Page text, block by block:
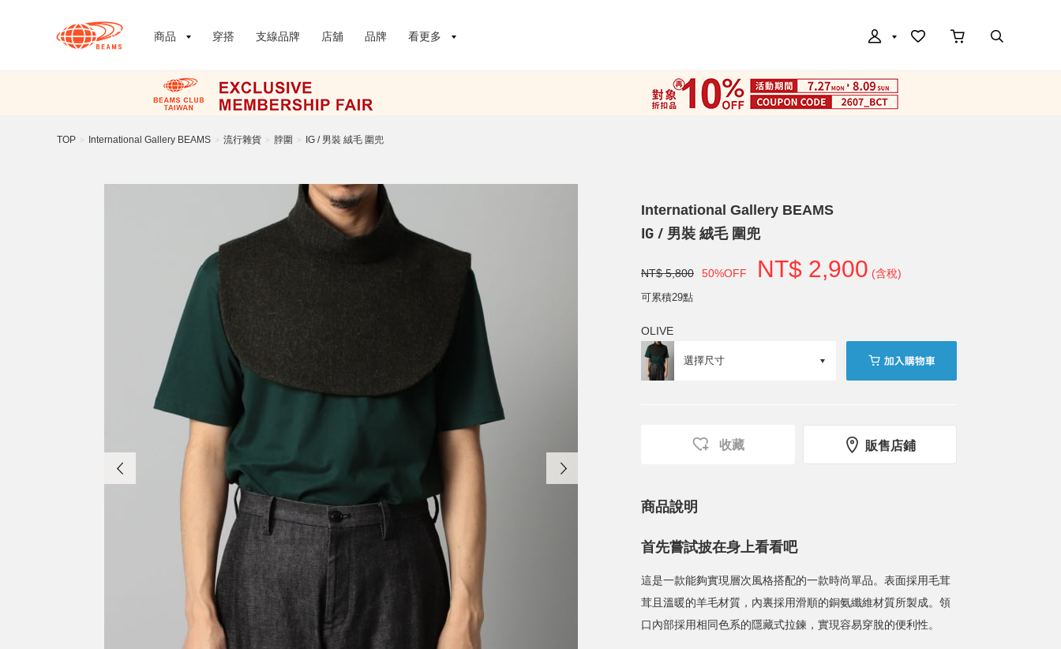
商品 穿搭 支線品牌 店舖 品牌 看更多
TOP > International Gallery BEAMS > 流行雜貨 > 脖圍 > IG / 男裝 絨毛 圍兜
International Gallery BEAMS
IG / 男裝 絨毛 圍兜
NT$ 5,800 50%OFF NT$ 2,900 (含稅)
可累積29點
OLIVE
收藏 販售店鋪
商品說明
首先嘗試披在身上看看吧
這是一款能夠實現層次風格搭配的一款時尚單品。表面採用毛茸
茸且溫暖的羊毛材質，內裏採用滑順的銅氨纖維材質所製成。領
口內部採用相同色系的隱藏式拉鍊，實現容易穿脫的便利性。